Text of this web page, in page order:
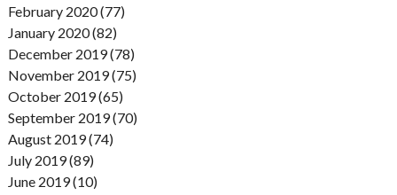
February 2020 (77)
January 2020 (82)
December 2019 (78)
November 2019 (75)
October 2019 (65)
September 2019 (70)
August 2019 (74)
July 2019 (89)
June 2019 (10)